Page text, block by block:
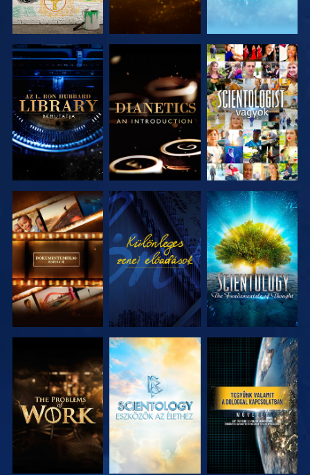
A SOROZAT
RÉSZEI
A SOROZAT
RÉSZEI
MŰSORNÉZÉS
A SOROZAT
RÉSZEI
MŰSORNÉZÉS
A SOROZAT
RÉSZEI
A SOROZAT
RÉSZEI
A SOROZAT
RÉSZEI
MŰSORNÉZÉS